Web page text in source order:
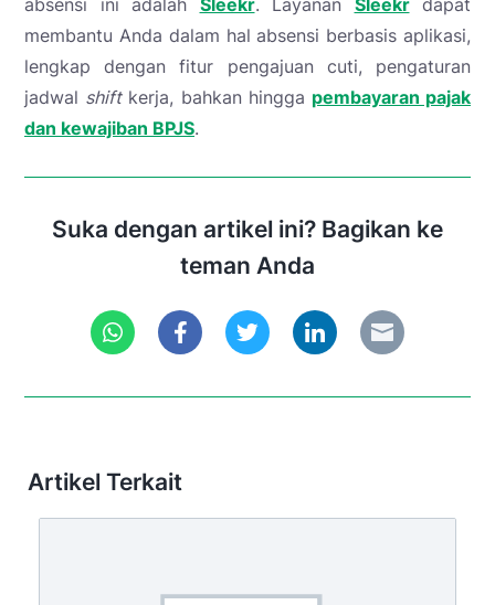
absensi ini adalah Sleekr. Layanan Sleekrdapat
membantu Anda dalam hal absensi berbasis aplikasi,
lengkap dengan fitur pengajuan cuti, pengaturan
jadwal shiftkerja, bahkan hingga pembayaran pajak
dan kewajiban BPJS.
Suka dengan artikel ini? Bagikan ke
teman Anda
Artikel Terkait